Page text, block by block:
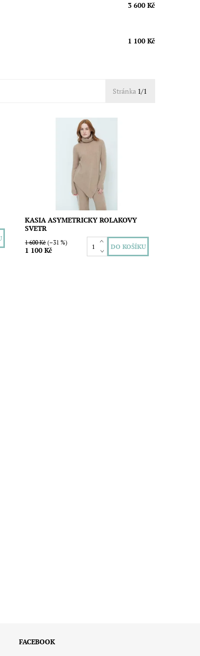
3 600 Kč
1 100 Kč
Stránka 1/1
Luxusní směs kašmíru a vlny pro
maximální komfort
Skladem
Gravitas
KASIA ASYMETRICKY ROLAKOVY
SVETR
1 600 Kč(–31 %)
1 100 Kč
FACEBOOK